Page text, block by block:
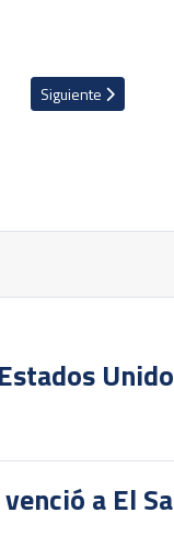
16 golea a Panamá en
Artículo siguiente:
Siguiente
a El